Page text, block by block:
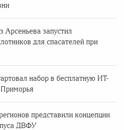
Арсеньева запустил
для спасателей при
набор в бесплатную ИТ-
представили концепции
ДВФУ